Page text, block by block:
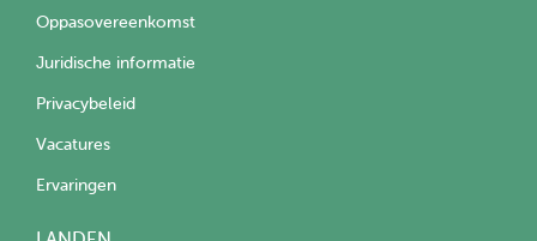
Oppasovereenkomst
Juridische informatie
Privacybeleid
Vacatures
Ervaringen